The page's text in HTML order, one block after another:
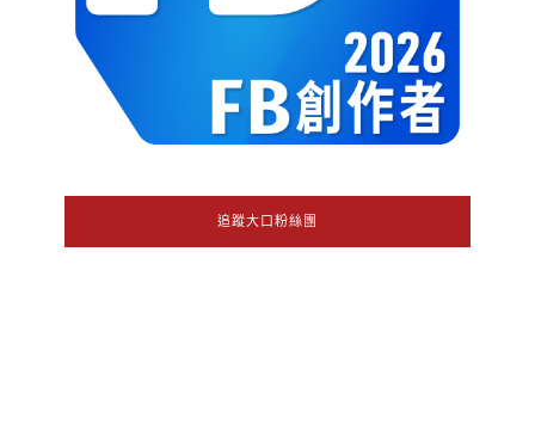
追蹤大口粉絲團